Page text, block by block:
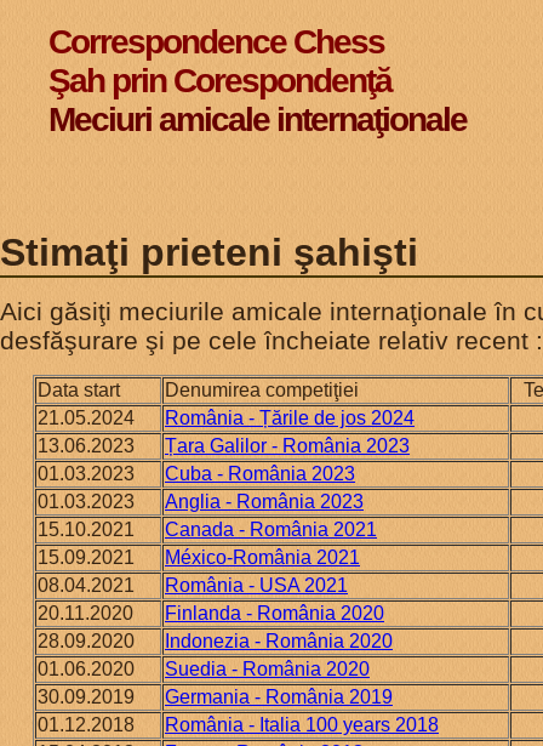
Correspondence Chess
Şah prin Corespondenţă
Meciuri amicale internaţionale
Stimaţi prieteni şahişti
Aici găsiţi meciurile amicale internaţionale în
desfăşurare şi pe cele încheiate relativ recent :
Data start Denumirea competiţiei
21.05.2024
România - Țările de jos 2024
13.06.2023
Țara Galilor - România 2023
01.03.2023
Cuba - România 2023
01.03.2023
Anglia - România 2023
15.10.2021
Canada - România 2021
15.09.2021
México-România 2021
08.04.2021
România - USA 2021
20.11.2020
Finlanda - România 2020
28.09.2020
Indonezia - România 2020
01.06.2020
Suedia - România 2020
30.09.2019
Germania - România 2019
01.12.2018
România - Italia 100 years 2018